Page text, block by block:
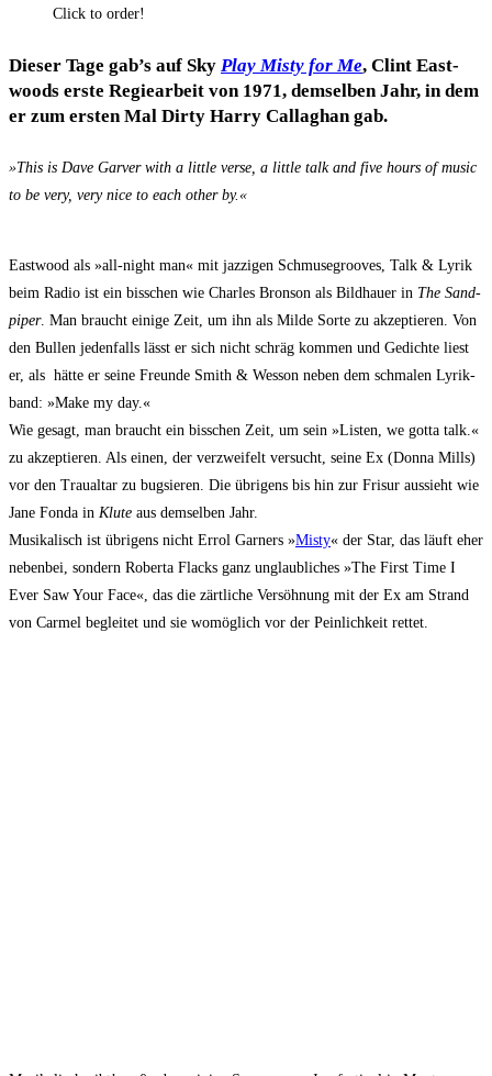
Click to order!
Die­ser Tage gab’s auf Sky Play Mis­ty for Me, Clint East­
woods ers­te Regie­ar­beit von 1971, dem­sel­ben Jahr, in dem
er zum ers­ten Mal Dir­ty Har­ry Cal­lag­han gab.
»This is Dave Gar­ver with a litt­le ver­se, a litt­le talk and five hours of music
to be very, very nice to each other by.«
East­wood als »all-night man« mit jaz­zi­gen Schmu­se­groo­ves, Talk & Lyrik
beim Radio ist ein biss­chen wie Charles Bron­son als Bild­hau­er in The Sand­
pi­per. Man braucht eini­ge Zeit, um ihn als Mil­de Sor­te zu akzep­tie­ren. Von
den Bul­len jeden­falls lässt er sich nicht schräg kom­men und Gedich­te liest
er, als hät­te er sei­ne Freun­de Smith & Wes­son neben dem schma­len Lyrik­
band: »Make my day.«
Wie gesagt, man braucht ein biss­chen Zeit, um sein »Lis­ten, we got­ta talk.«
zu akzep­tie­ren. Als einen, der ver­zwei­felt ver­sucht, sei­ne Ex (Don­na Mills)
vor den Trau­al­tar zu bug­sie­ren. Die übri­gens bis hin zur Fri­sur aus­sieht wie
Jane Fon­da in Klu­te aus dem­sel­ben Jahr.
Musi­ka­lisch ist übri­gens nicht Errol Gar­ners »Mis­ty« der Star, das läuft eher
neben­bei, son­dern Rober­ta Flacks ganz unglaub­li­ches »The First Time I
Ever Saw Your Face«, das die zärt­li­che Ver­söh­nung mit der Ex am Strand
von Car­mel beglei­tet und sie womög­lich vor der Pein­lich­keit rettet.